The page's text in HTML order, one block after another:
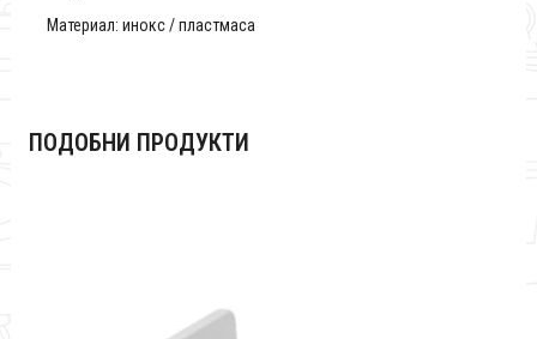
Материал: инокс / пластмаса
ПОДОБНИ ПРОДУКТИ